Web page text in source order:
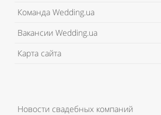
Команда Wedding.ua
Вакансии Wedding.ua
Карта сайта
Новости свадебных компаний